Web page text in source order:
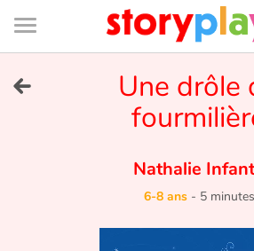
Connexion
Bibliothèque
de
page
Tester gratuitement
Bibliothèque
Une drôle
Nathalie
6-8 ans- 5 minutes